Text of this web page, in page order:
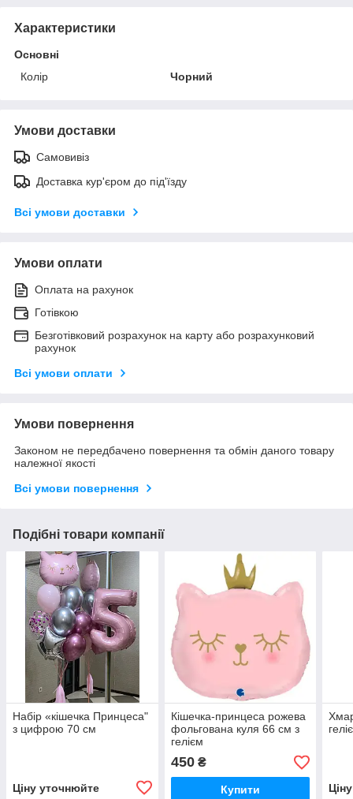
Характеристики
Основні
Колір
Чорний
Умови доставки
Самовивіз
Доставка кур'єром до під'їзду
Всі умови доставки
Умови оплати
Оплата на рахунок
Готівкою
Безготівковий розрахунок на карту або розрахунковий
рахунок
Всі умови оплати
Умови повернення
Законом не передбачено повернення та обмін даного товару
належної якості
Всі умови повернення
Подібні товари компанії
Набір «кішечка Принцеса"
з цифрою 70 см
Ціну уточнюйте
Кішечка-принцеса рожева
фольгована куля 66 см з
гелієм
450₴
Купити